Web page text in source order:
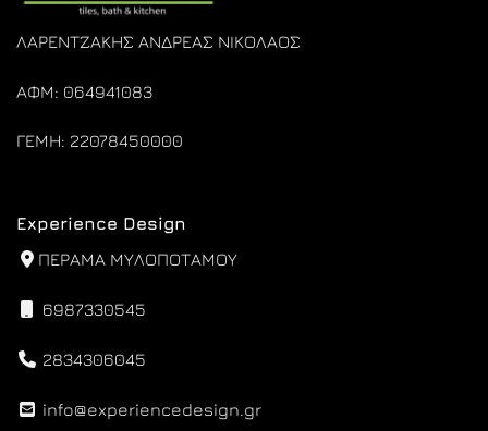
ΛΑΡΕΝΤΖΑΚΗΣ ΑΝΔΡΕΑΣ ΝΙΚΟΛΑΟΣ
ΑΦΜ: 064941083
ΓΕΜΗ: 22078450000
Experience Design
ΠΕΡΑΜΑ ΜΥΛΟΠΟΤΑΜΟΥ
6987330545
2834306045
info@experiencedesign.gr